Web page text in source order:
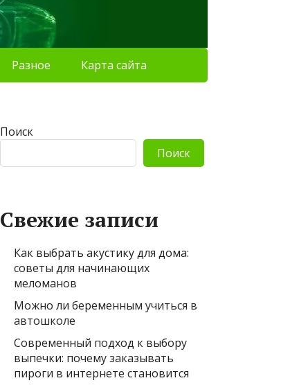
Разное Карта сайта
Поиск
Поиск
Свежие записи
Как выбрать акустику для дома:
советы для начинающих
меломанов
Можно ли беременным учиться в
автошколе
Современный подход к выбору
выпечки: почему заказывать
пироги в интернете становится